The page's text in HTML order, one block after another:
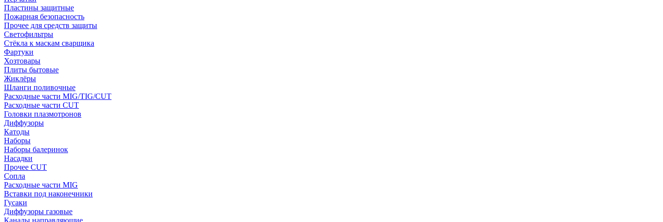
Пластины защитные
Пожарная безопасность
Прочее для средств защиты
Светофильтры
Стёкла к маскам сварщика
Фартуки
Хозтовары
Плиты бытовые
Жиклёры
Шланги поливочные
Расходные части MIG/TIG/CUT
Расходные части CUT
Головки плазмотронов
Диффузоры
Катоды
Наборы
Наборы балеринок
Насадки
Прочее CUT
Сопла
Расходные части MIG
Вставки под наконечники
Гусаки
Диффузоры газовые
Каналы направляющие